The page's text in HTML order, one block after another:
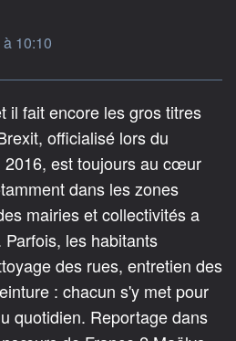
10:10
il fait encore les gros titres
officialisé lors du
2016, est toujours au cœur
dans les zones
mairies et collectivités a
les habitants
des rues, entretien des
: chacun s'y met pour
quotidien. Reportage dans